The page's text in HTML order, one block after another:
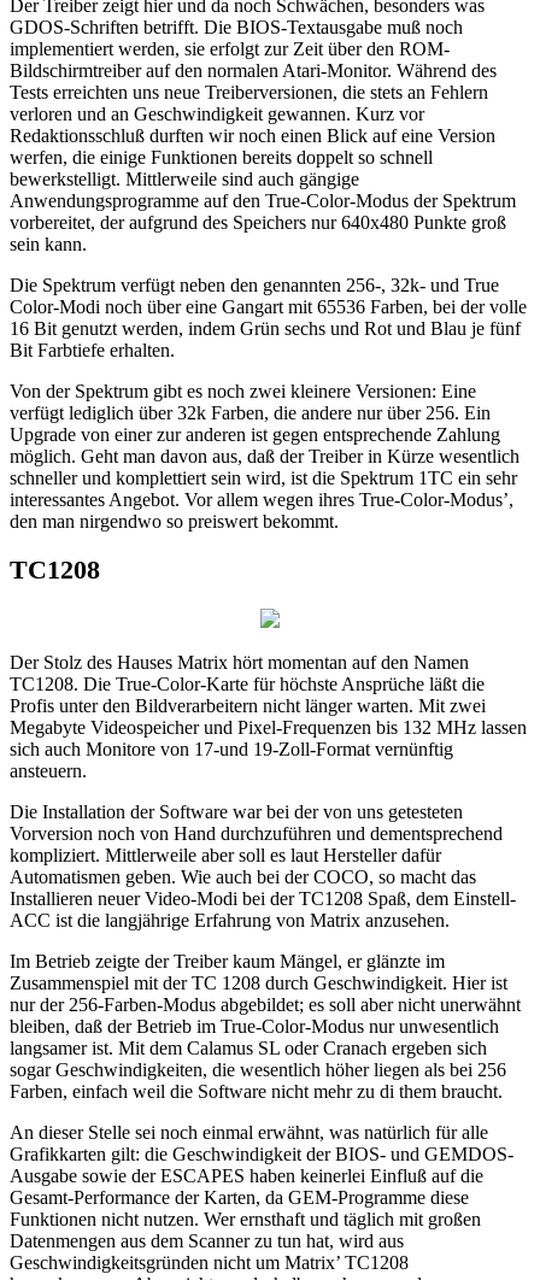
Der Treiber zeigt hier und da noch Schwächen, besonders was
GDOS-Schriften betrifft. Die BIOS-Textausgabe muß noch
implementiert werden, sie erfolgt zur Zeit über den ROM-
Bildschirmtreiber auf den normalen Atari-Monitor. Während des
Tests erreichten uns neue Treiberversionen, die stets an Fehlern
verloren und an Geschwindigkeit gewannen. Kurz vor
Redaktionsschluß durften wir noch einen Blick auf eine Version
werfen, die einige Funktionen bereits doppelt so schnell
bewerkstelligt. Mittlerweile sind auch gängige
Anwendungsprogramme auf den True-Color-Modus der Spektrum
vorbereitet, der aufgrund des Speichers nur 640x480 Punkte groß
sein kann.
Die Spektrum verfügt neben den genannten 256-, 32k- und True
Color-Modi noch über eine Gangart mit 65536 Farben, bei der volle
16 Bit genutzt werden, indem Grün sechs und Rot und Blau je fünf
Bit Farbtiefe erhalten.
Von der Spektrum gibt es noch zwei kleinere Versionen: Eine
verfügt lediglich über 32k Farben, die andere nur über 256. Ein
Upgrade von einer zur anderen ist gegen entsprechende Zahlung
möglich. Geht man davon aus, daß der Treiber in Kürze wesentlich
schneller und komplettiert sein wird, ist die Spektrum 1TC ein sehr
interessantes Angebot. Vor allem wegen ihres True-Color-Modus’,
den man nirgendwo so preiswert bekommt.
TC1208
Der Stolz des Hauses Matrix hört momentan auf den Namen
TC1208. Die True-Color-Karte für höchste Ansprüche läßt die
Profis unter den Bildverarbeitern nicht länger warten. Mit zwei
Megabyte Videospeicher und Pixel-Frequenzen bis 132 MHz lassen
sich auch Monitore von 17-und 19-Zoll-Format vernünftig
ansteuern.
Die Installation der Software war bei der von uns getesteten
Vorversion noch von Hand durchzuführen und dementsprechend
kompliziert. Mittlerweile aber soll es laut Hersteller dafür
Automatismen geben. Wie auch bei der COCO, so macht das
Installieren neuer Video-Modi bei der TC1208 Spaß, dem Einstell-
ACC ist die langjährige Erfahrung von Matrix anzusehen.
Im Betrieb zeigte der Treiber kaum Mängel, er glänzte im
Zusammenspiel mit der TC 1208 durch Geschwindigkeit. Hier ist
nur der 256-Farben-Modus abgebildet; es soll aber nicht unerwähnt
bleiben, daß der Betrieb im True-Color-Modus nur unwesentlich
langsamer ist. Mit dem Calamus SL oder Cranach ergeben sich
sogar Geschwindigkeiten, die wesentlich höher liegen als bei 256
Farben, einfach weil die Software nicht mehr zu di them braucht.
An dieser Stelle sei noch einmal erwähnt, was natürlich für alle
Grafikkarten gilt: die Geschwindigkeit der BIOS- und GEMDOS-
Ausgabe sowie der ESCAPES haben keinerlei Einfluß auf die
Gesamt-Performance der Karten, da GEM-Programme diese
Funktionen nicht nutzen. Wer ernsthaft und täglich mit großen
Datenmengen aus dem Scanner zu tun hat, wird aus
Geschwindigkeitsgründen nicht um Matrix’ TC1208